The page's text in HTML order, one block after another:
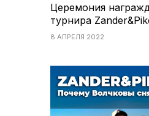
Церемония
турнира
8 АПРЕЛЯ 2022